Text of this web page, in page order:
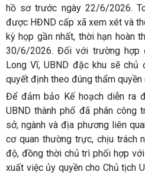
hồ sơtrước ngày 22/6/2026.
được HĐND cấp xã xem xét và
kỳ họp gần nhất, thời hạn hoàn
30/6/2026. Đối với trường hợp
Long Vĩ, UBND đặc khu sẽ
quyết định theo đúng thẩm
Để đảm bảo Kế hoạch diễn ra
UBND thành phố đã phân công
sở, ngành và địa phương liên
cơ quan thường trực, chịu trách
độ, đồng thời chủ trì phối hợp
xuất việc ủy quyền cho Chủ tịch